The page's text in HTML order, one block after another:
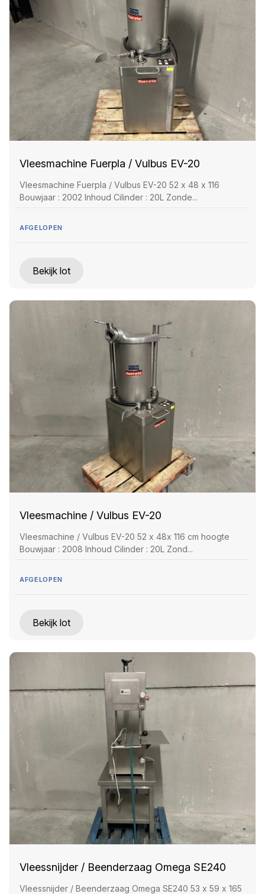
Vleesmachine Fuerpla / Vulbus EV-20
Vleesmachine Fuerpla / Vulbus EV-20 52 x 48 x 116
Bouwjaar : 2002 Inhoud Cilinder : 20L Zonde...
AFGELOPEN
Bekijk lot
Vleesmachine / Vulbus EV-20
Vleesmachine / Vulbus EV-20 52 x 48x 116 cm hoogte
Bouwjaar : 2008 Inhoud Cilinder : 20L Zond...
AFGELOPEN
Bekijk lot
Vleessnijder / Beenderzaag Omega SE240
Vleessnijder / Beenderzaag Omega SE240 53 x 59 x 165